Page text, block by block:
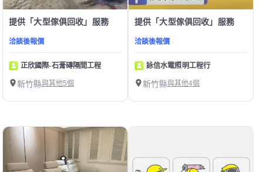
提供「大型傢俱回收」服務
洽談後報價
正欣國際-石膏磚隔間工程
新竹縣與其他5個
提供「大型傢俱回收」服務
洽談後報價
詠信水電照明工程行
新竹縣與其他4個